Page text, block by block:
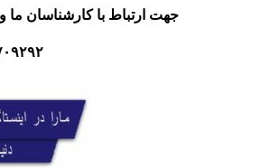
جهت ارتباط با کارشناسان ما